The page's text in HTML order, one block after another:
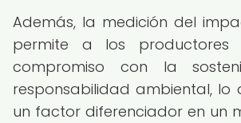
Además, la medición del
permite a los productores
compromiso con la
responsabilidad ambiental, lo
un factor diferenciador en un